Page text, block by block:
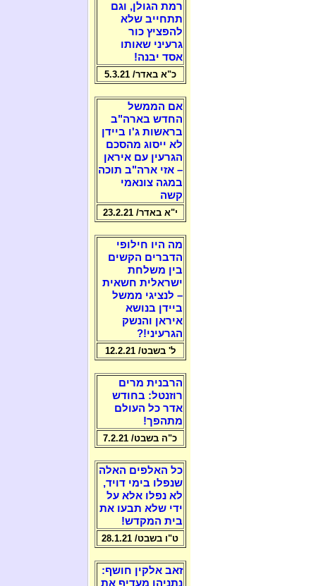
רמת הגולן, וגם
תתחייב שלא
להפציץ כור
גרעיני שאותו
אסד יבנה!
כ"א באדר/ 5.3.21
אם הממשל
החדש בארה"ב
בראשות ג'ו ביידן
לא ייסוג מהסכם
הגרעין עם איראן
– אזי ארה"ב תוכה
במגה צונאמי
קשה
י"א באדר/ 23.2.21
מה היו חילופי
הדברים הקשים
בין משלחת
ישראלית חשאית
– לנציגי ממשל
ביידן בנושא
איראן והנשק
הגרעיני!?
ל' בשבט/ 12.2.21
הרבנית מרים
רוזנטל: בחודש
אדר כל העולם
מתהפך!
כ"ה בשבט/ 7.2.21
כל האלפים האלה
שנפלו בימי דויד,
לא נפלו אלא על
ידי שלא תבעו את
בית המקדש!
ט"ו בשבט/ 28.1.21
זאב אלקין חושף:
נתניהו מעדיף את